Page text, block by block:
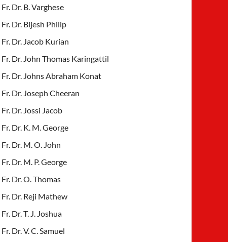
Fr. Dr. B. Varghese
Fr. Dr. Bijesh Philip
Fr. Dr. Jacob Kurian
Fr. Dr. John Thomas Karingattil
Fr. Dr. Johns Abraham Konat
Fr. Dr. Joseph Cheeran
Fr. Dr. Jossi Jacob
Fr. Dr. K. M. George
Fr. Dr. M. O. John
Fr. Dr. M. P. George
Fr. Dr. O. Thomas
Fr. Dr. Reji Mathew
Fr. Dr. T. J. Joshua
Fr. Dr. V. C. Samuel